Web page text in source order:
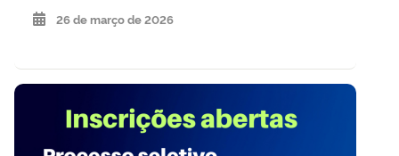
26 de março de 2026